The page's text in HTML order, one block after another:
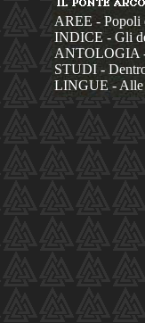
AREE - Popoli
INDICE - Gli
ANTOLOGIA
STUDI -
LINGUE - Alle